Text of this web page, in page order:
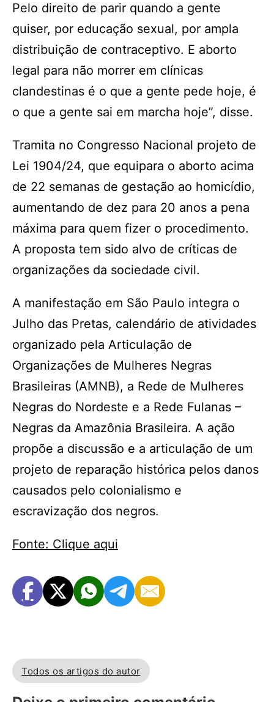
Pelo direito de parir quando a gente
quiser, por educação sexual, por ampla
distribuição de contraceptivo. E aborto
legal para não morrer em clínicas
clandestinas é o que a gente pede hoje, é
o que a gente sai em marcha hoje”, disse.
Tramita no Congresso Nacional projeto de
Lei 1904/24, que equipara o aborto acima
de 22 semanas de gestação ao homicídio,
aumentando de dez para 20 anos a pena
máxima para quem fizer o procedimento.
A proposta tem sido alvo de críticas de
organizações da sociedade civil.
A manifestação em São Paulo integra o
Julho das Pretas, calendário de atividades
organizado pela Articulação de
Organizações de Mulheres Negras
Brasileiras (AMNB), a Rede de Mulheres
Negras do Nordeste e a Rede Fulanas –
Negras da Amazônia Brasileira. A ação
propõe a discussão e a articulação de um
projeto de reparação histórica pelos danos
causados pelo colonialismo e
escravização dos negros.
Fonte: Clique aqui
Todos os artigos do autor